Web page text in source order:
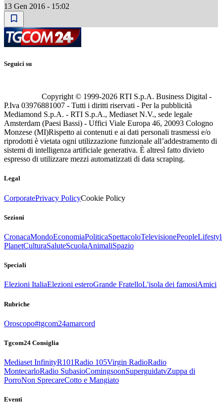
13 Gen 2016 - 15:02
Seguici su
Copyright © 1999-2026 RTI S.p.A. Business Digital -
P.Iva 03976881007 - Tutti i diritti riservati - Per la pubblicità
Mediamond S.p.A. - RTI S.p.A., Mediaset N.V., sede legale
Amsterdam (Paesi Bassi) - Uffici Viale Europa 46, 20093 Cologno
Monzese (MI)Rispetto ai contenuti e ai dati personali trasmessi e/o
riprodotti è vietata ogni utilizzazione funzionale all’addestramento di
sistemi di intelligenza artificiale generativa. È altresì fatto divieto
espresso di utilizzare mezzi automatizzati di data scraping.
Legal
CorporatePrivacy PolicyCookie Policy
Sezioni
CronacaMondoEconomiaPoliticaSpettacoloTelevisionePeople
PlanetCulturaSaluteScuolaAnimaliSpazio
Speciali
Elezioni ItaliaElezioni esteroGrande FratelloL'isola dei famosiAmici
Rubriche
Oroscopo#tgcom24amarcord
Tgcom24 Consiglia
Mediaset InfinityR101Radio 105Virgin RadioRadio
MontecarloRadio SubasioComingsoonSuperguidatvZuppa di
PorroNon SprecareCotto e Mangiato
Eventi